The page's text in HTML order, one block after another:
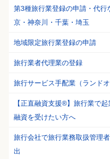
第3種旅行業登録の申請・代
京・神奈川・千葉・埼玉
地域限定旅行業登録の申請
旅行業者代理業の登録
旅行サービス手配業（ランド
【正直融資支援®】旅行業で
融資を受けたい方へ
旅行会社で旅行業務取扱管理
出